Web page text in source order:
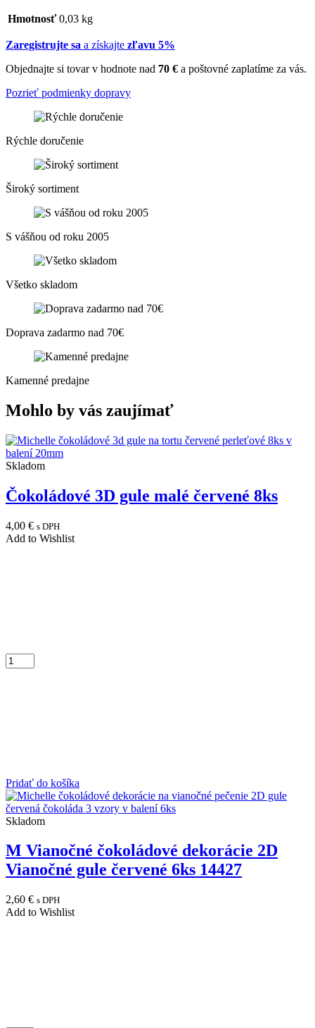
Hmotnosť 0,03 kg
Zaregistrujte sa a získajte zľavu 5%
Objednajte si tovar v hodnote nad 70 € a poštovné zaplatíme za vás.
Pozrieť podmienky dopravy
Rýchle doručenie
Široký sortiment
S vášňou od roku 2005
Všetko skladom
Doprava zadarmo nad 70€
Kamenné predajne
Mohlo by vás zaujímať
Skladom
Čokoládové 3D gule malé červené 8ks
4,00 € s DPH
Add to Wishlist
Pridať do košíka
Skladom
M Vianočné čokoládové dekorácie 2D
Vianočné gule červené 6ks 14427
2,60 € s DPH
Add to Wishlist